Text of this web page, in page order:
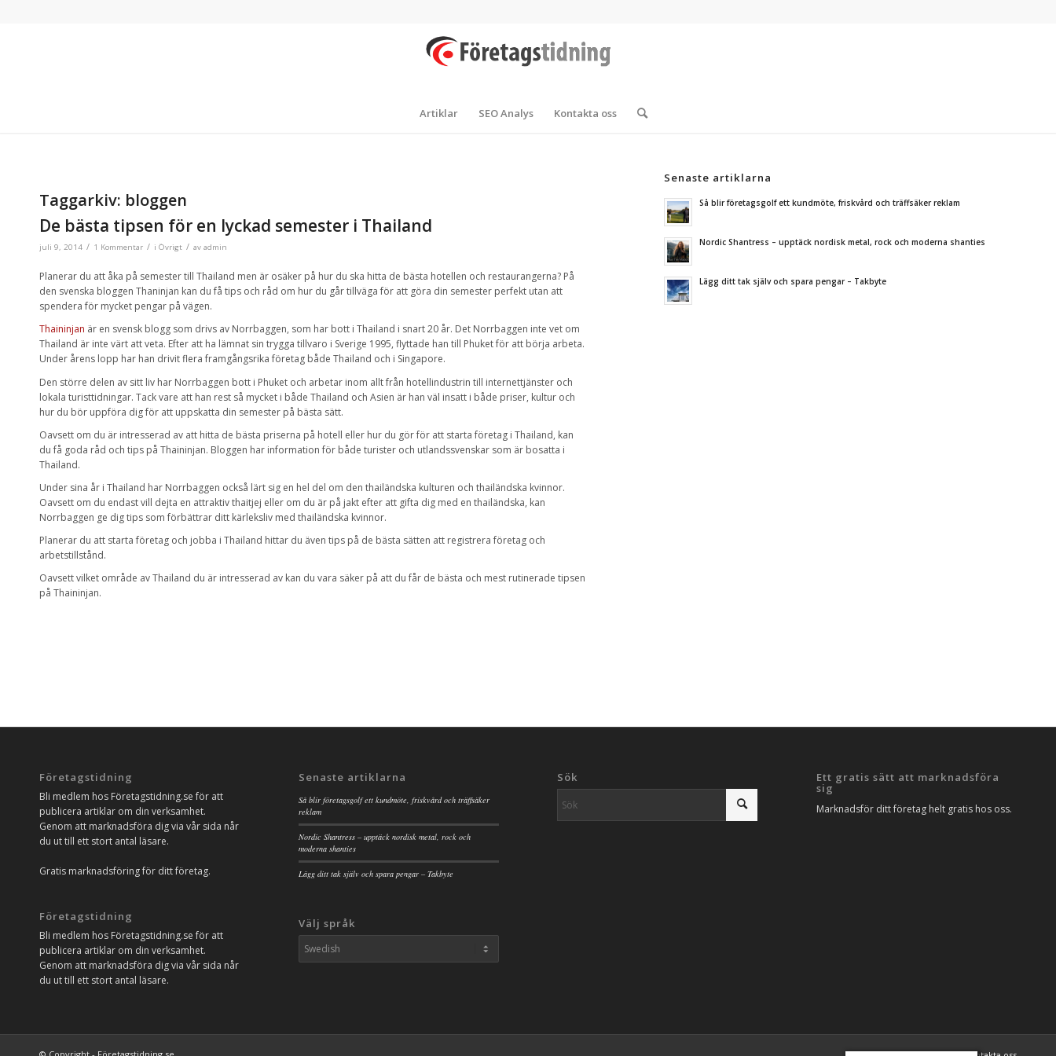
Artiklar SEO Analys Kontakta oss
Taggarkiv: bloggen
De bästa tipsen för en lyckad semester i Thailand
juli 9, 2014 / 1 Kommentar / i Övrigt / av admin
Planerar du att åka på semester till Thailand men är osäker på hur du ska hitta de bästa hotellen och restaurangerna? På
den svenska bloggen Thaninjan kan du få tips och råd om hur du går tillväga för att göra din semester perfekt utan att
spendera för mycket pengar på vägen.
Thaininjan är en svensk blogg som drivs av Norrbaggen, som har bott i Thailand i snart 20 år. Det Norrbaggen inte vet om
Thailand är inte värt att veta. Efter att ha lämnat sin trygga tillvaro i Sverige 1995, flyttade han till Phuket för att börja arbeta.
Under årens lopp har han drivit flera framgångsrika företag både Thailand och i Singapore.
Den större delen av sitt liv har Norrbaggen bott i Phuket och arbetar inom allt från hotellindustrin till internettjänster och
lokala turisttidningar. Tack vare att han rest så mycket i både Thailand och Asien är han väl insatt i både priser, kultur och
hur du bör uppföra dig för att uppskatta din semester på bästa sätt.
Oavsett om du är intresserad av att hitta de bästa priserna på hotell eller hur du gör för att starta företag i Thailand, kan
du få goda råd och tips på Thaininjan. Bloggen har information för både turister och utlandssvenskar som är bosatta i
Thailand.
Under sina år i Thailand har Norrbaggen också lärt sig en hel del om den thailändska kulturen och thailändska kvinnor.
Oavsett om du endast vill dejta en attraktiv thaitjej eller om du är på jakt efter att gifta dig med en thailändska, kan
Norrbaggen ge dig tips som förbättrar ditt kärleksliv med thailändska kvinnor.
Planerar du att starta företag och jobba i Thailand hittar du även tips på de bästa sätten att registrera företag och
arbetstillstånd.
Oavsett vilket område av Thailand du är intresserad av kan du vara säker på att du får de bästa och mest rutinerade tipsen
på Thaininjan.
Senaste artiklarna
Så blir företagsgolf ett kundmöte, friskvård och träffsäker reklam
Nordic Shantress – upptäck nordisk metal, rock och moderna shanties
Lägg ditt tak själv och spara pengar – Takbyte
Företagstidning
Bli medlem hos Företagstidning.se för att
publicera artiklar om din verksamhet.
Genom att marknadsföra dig via vår sida når
du ut till ett stort antal läsare.
Gratis marknadsföring för ditt företag.
Företagstidning
Bli medlem hos Företagstidning.se för att
publicera artiklar om din verksamhet.
Genom att marknadsföra dig via vår sida når
du ut till ett stort antal läsare.
Senaste artiklarna
Så blir företagsgolf ett kundmöte, friskvård och träffsäker
reklam
Nordic Shantress – upptäck nordisk metal, rock och
moderna shanties
Lägg ditt tak själv och spara pengar – Takbyte
Välj språk
Sök Ett gratis sätt att marknadsföra
sig
Marknadsför ditt företag helt gratis hos oss.